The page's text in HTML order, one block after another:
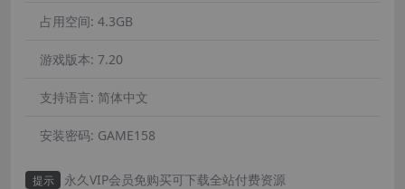
占用空间: 4.3GB
游戏版本: 7.20
支持语言: 简体中文
安装密码: GAME158
提示 永久VIP会员免购买可下载全站付费资源